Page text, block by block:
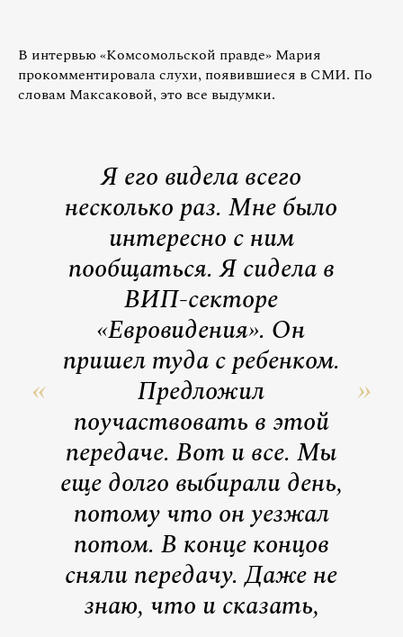
В интервью «Комсомольской правде» Мария
прокомментировала слухи, появившиеся в СМИ. По
словам Максаковой, это все выдумки.
Я его видела всего
несколько раз. Мне было
интересно с ним
пообщаться. Я сидела в
ВИП-секторе
«Евровидения». Он
пришел туда с ребенком.
Предложил
поучаствовать в этой
передаче. Вот и все. Мы
еще долго выбирали день,
потому что он уезжал
потом. В конце концов
сняли передачу. Даже не
знаю, что и сказать,